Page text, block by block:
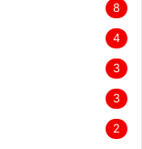
8
4
3
3
2